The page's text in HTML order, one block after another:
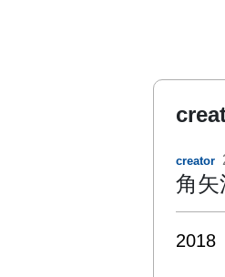
creator
角矢
2018